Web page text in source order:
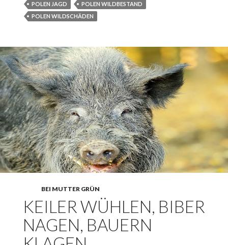
POLEN JAGD
POLEN WILDBESTAND
POLEN WILDSCHÄDEN
BEI MUTTER GRÜN
KEILER WÜHLEN, BIBER
NAGEN, BAUERN